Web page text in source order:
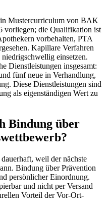
Mustercurriculum von BAK
vorliegen; die Qualifikation ist
vorbehalten, PTA
Kapillare Verfahren
einsetzen.
Dienstleistungen insgesamt:
fünf neue in Verhandlung,
Diese Dienstleistungen sind
als eigenständigen Wert zu
Bindung über
weil der nächste
Bindung über Prävention
persönlicher Einordnung.
und nicht per Versand
Vorteil der Vor-Ort-